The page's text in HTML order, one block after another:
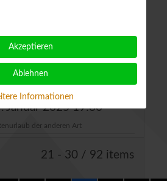
Kasachstan – Reise in ein
Januar 2025 19:30
Januar 2025 19:30
der anderen Art
Limite der
21 - 30 / 92 items
Akzeptieren
Ablehnen
Informationen